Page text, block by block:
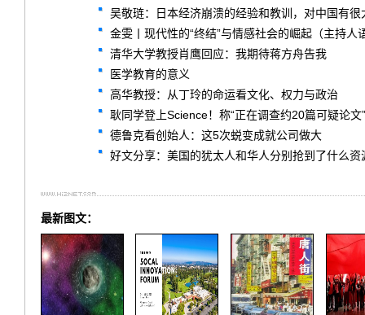
吴敬琏：日本经济崩溃的经验和教训，对中国有很
金雯丨现代性的“终结”与情感社会的崛起（主持人
清华大学教授肖鹰回应：我期待蒋方舟告我
医学教育的意义
高华教授：从丁玲的命运看文化、权力与政治
耿同学登上Science！称“正在调查约20篇可疑论文”
德鲁克看创始人：这5次蜕变成就公司做大
好文分享：美国的犹太人和华人分别抢到了什么资
最新图文：